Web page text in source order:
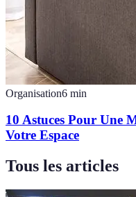
Organisation6 min
10 Astuces Pour Une
Votre Espace
Tous les articles